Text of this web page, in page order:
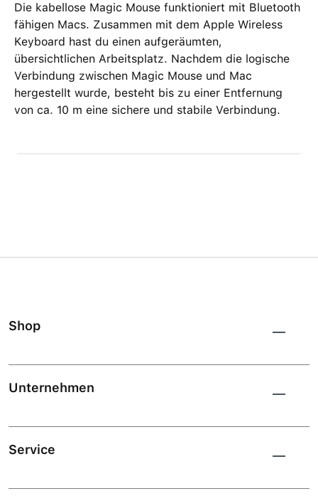
Die kabellose Magic Mouse funktioniert mit Bluetooth
fähigen Macs. Zusammen mit dem Apple Wireless
Keyboard hast du einen aufgeräumten,
übersichtlichen Arbeitsplatz. Nachdem die logische
Verbindung zwischen Magic Mouse und Mac
hergestellt wurde, besteht bis zu einer Entfernung
von ca. 10 m eine sichere und stabile Verbindung.
Shop
Unternehmen
Service